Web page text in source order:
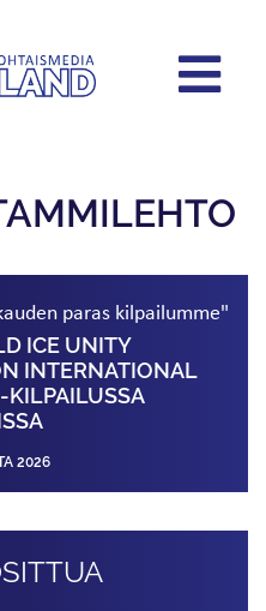
paras kilpailumme"
ICE UNITY
INTERNATIONAL
KILPAILUSSA
2026